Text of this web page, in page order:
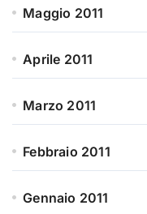
Maggio 2011
Aprile 2011
Marzo 2011
Febbraio 2011
Gennaio 2011